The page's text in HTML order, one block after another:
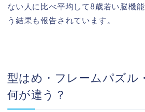
ない人に比べ平均して8歳若い脳機
う結果も報告されています。
型はめ・フレームパズル
何が違う？